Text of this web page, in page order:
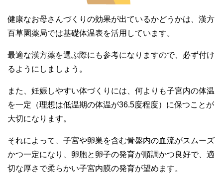
健康なお母さんづくりの効果が出ているかどうかは、漢方
百草園薬局では基礎体温表を活用しています。
最適な漢方薬を選ぶ際にも参考になりますので、必ず付け
るようにしましょう。
また、妊娠しやすい体づくりには、何よりも子宮内の体温
を一定（理想は低温期の体温が36.5度程度）に保つことが
大切になります。
それによって、子宮や卵巣を含む骨盤内の血流がスムーズ
かつ一定になり、卵胞と卵子の発育が順調かつ良好で、適
切な厚さで柔らかい子宮内膜の発育が望めます。